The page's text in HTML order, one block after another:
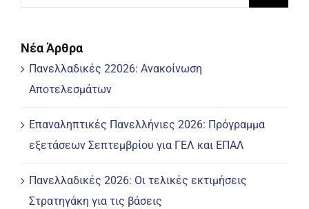
Νέα Άρθρα
Πανελλαδικές 22026: Ανακοίνωση
Αποτελεσμάτων
Επαναληπτικές Πανελλήνιες 2026: Πρόγραμμα
εξετάσεων Σεπτεμβρίου για ΓΕΛ και ΕΠΑΛ
Πανελλαδικές 2026: Οι τελικές εκτιμήσεις
Στρατηγάκη για τις βάσεις